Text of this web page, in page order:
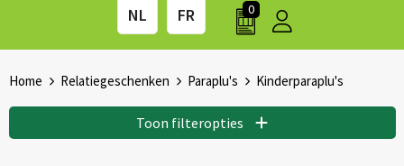
NL FR 0
Kantoorartikelen
Kinderen & spellen
◼ Eco-producten
◼ Survival gear
Home Relatiegeschenken Paraplu's Kinderparaplu's
Toon filteropties